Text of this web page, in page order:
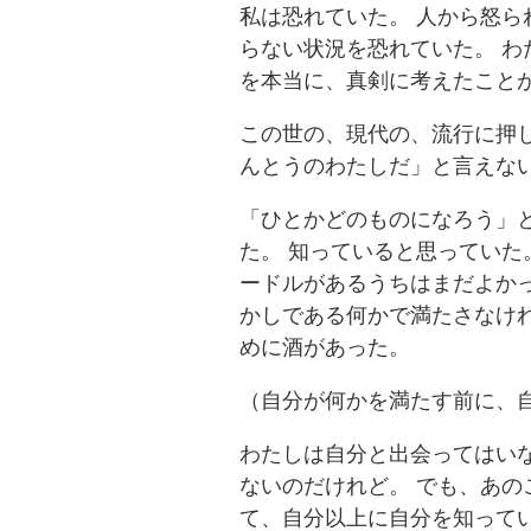
私は恐れていた。 人から怒
らない状況を恐れていた。
を本当に、真剣に考えたこと
この世の、現代の、流行に押
んとうのわたしだ」と言えな
「ひとかどのものになろう
た。 知っていると思ってい
ードルがあるうちはまだよか
かしである何かで満たさなけ
めに酒があった。
（自分が何かを満たす前に
わたしは自分と出会ってはい
ないのだけれど。 でも、あ
て、自分以上に自分を知って